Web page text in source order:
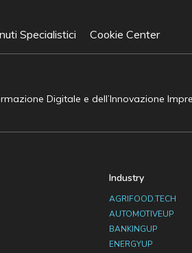
Specialistici Cookie Center
Digitale e dell’Innovazione
Industry
AGRIFOOD.TECH
AUTOMOTIVEUP
BANKINGUP
ENERGYUP